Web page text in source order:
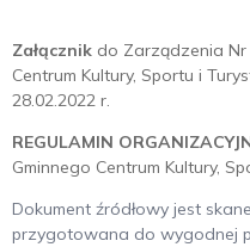
Załącznik do Zarządzenia Nr
Centrum Kultury, Sportu i
28.02.2022 r.
REGULAMIN
Gminnego Centrum Kultury,
Dokument źródłowy jest
przygotowana do wygodnej